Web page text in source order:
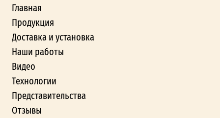
Главная
Продукция
Доставка и установка
Наши работы
Видео
Технологии
Представительства
Отзывы